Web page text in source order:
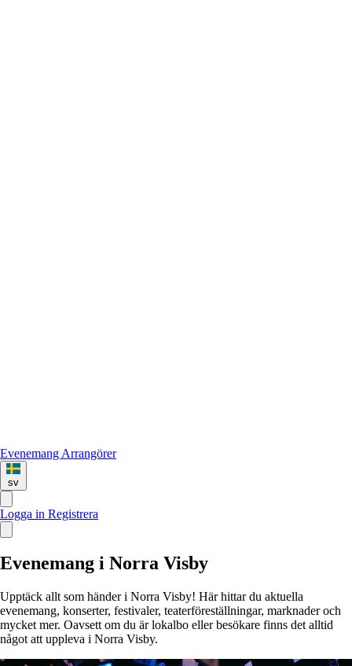
Evenemang Arrangörer
sv
Logga in Registrera
Evenemang i Norra Visby
Upptäck allt som händer i Norra Visby! Här hittar du aktuella
evenemang, konserter, festivaler, teaterföreställningar, marknader och
mycket mer. Oavsett om du är lokalbo eller besökare finns det alltid
något att uppleva i Norra Visby.